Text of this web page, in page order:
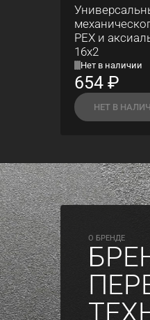
PEX и
16x2
Нет в наличии
654₽
НЕТ В
O БРЕНДЕ